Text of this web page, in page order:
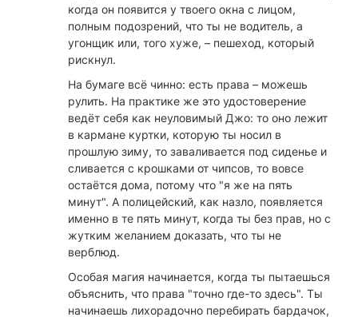
когда он появится у твоего окна с лицом,
полным подозрений, что ты не водитель, а
угонщик или, того хуже, – пешеход, который
рискнул.
На бумаге всё чинно: есть права – можешь
рулить. На практике же это удостоверение
ведёт себя как неуловимый Джо: то оно лежит
в кармане куртки, которую ты носил в
прошлую зиму, то заваливается под сиденье и
сливается с крошками от чипсов, то вовсе
остаётся дома, потому что "я же на пять
минут". А полицейский, как назло, появляется
именно в те пять минут, когда ты без прав, но с
жутким желанием доказать, что ты не
верблюд.
Особая магия начинается, когда ты пытаешься
объяснить, что права "точно где-то здесь". Ты
начинаешь лихорадочно перебирать бардачок,